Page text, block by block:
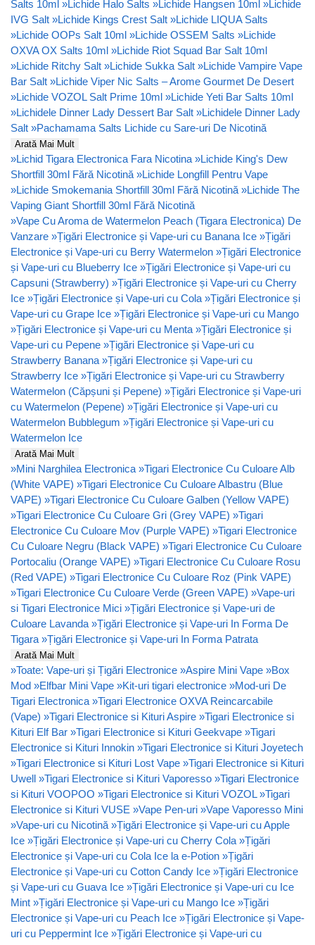
Salts 10ml »Lichide Halo Salts »Lichide Hangsen 10ml »Lichide
IVG Salt »Lichide Kings Crest Salt »Lichide LIQUA Salts
»Lichide OOPs Salt 10ml »Lichide OSSEM Salts »Lichide
OXVA OX Salts 10ml »Lichide Riot Squad Bar Salt 10ml
»Lichide Ritchy Salt »Lichide Sukka Salt »Lichide Vampire Vape
Bar Salt »Lichide Viper Nic Salts – Arome Gourmet De Desert
»Lichide VOZOL Salt Prime 10ml »Lichide Yeti Bar Salts 10ml
»Lichidele Dinner Lady Dessert Bar Salt »Lichidele Dinner Lady
Salt »Pachamama Salts Lichide cu Sare-uri De Nicotină
Arată Mai Mult
»Lichid Tigara Electronica Fara Nicotina »Lichide King's Dew
Shortfill 30ml Fără Nicotină »Lichide Longfill Pentru Vape
»Lichide Smokemania Shortfill 30ml Fără Nicotină »Lichide The
Vaping Giant Shortfill 30ml Fără Nicotină
»Vape Cu Aroma de Watermelon Peach (Tigara Electronica) De
Vanzare »Țigări Electronice și Vape-uri cu Banana Ice »Țigări
Electronice și Vape-uri cu Berry Watermelon »Țigări Electronice
și Vape-uri cu Blueberry Ice »Țigări Electronice și Vape-uri cu
Capsuni (Strawberry) »Țigări Electronice și Vape-uri cu Cherry
Ice »Țigări Electronice și Vape-uri cu Cola »Țigări Electronice și
Vape-uri cu Grape Ice »Țigări Electronice și Vape-uri cu Mango
»Țigări Electronice și Vape-uri cu Menta »Țigări Electronice și
Vape-uri cu Pepene »Țigări Electronice și Vape-uri cu
Strawberry Banana »Țigări Electronice și Vape-uri cu
Strawberry Ice »Țigări Electronice și Vape-uri cu Strawberry
Watermelon (Căpșuni și Pepene) »Țigări Electronice și Vape-uri
cu Watermelon (Pepene) »Țigări Electronice și Vape-uri cu
Watermelon Bubblegum »Țigări Electronice și Vape-uri cu
Watermelon Ice
Arată Mai Mult
»Mini Narghilea Electronica »Tigari Electronice Cu Culoare Alb
(White VAPE) »Tigari Electronice Cu Culoare Albastru (Blue
VAPE) »Tigari Electronice Cu Culoare Galben (Yellow VAPE)
»Tigari Electronice Cu Culoare Gri (Grey VAPE) »Tigari
Electronice Cu Culoare Mov (Purple VAPE) »Tigari Electronice
Cu Culoare Negru (Black VAPE) »Tigari Electronice Cu Culoare
Portocaliu (Orange VAPE) »Tigari Electronice Cu Culoare Rosu
(Red VAPE) »Tigari Electronice Cu Culoare Roz (Pink VAPE)
»Tigari Electronice Cu Culoare Verde (Green VAPE) »Vape-uri
si Tigari Electronice Mici »Țigări Electronice și Vape-uri de
Culoare Lavanda »Țigări Electronice și Vape-uri In Forma De
Tigara »Țigări Electronice și Vape-uri In Forma Patrata
Arată Mai Mult
»Toate: Vape-uri și Țigări Electronice »Aspire Mini Vape »Box
Mod »Elfbar Mini Vape »Kit-uri tigari electronice »Mod-uri De
Tigari Electronica »Tigari Electronice OXVA Reincarcabile
(Vape) »Tigari Electronice si Kituri Aspire »Tigari Electronice si
Kituri Elf Bar »Tigari Electronice si Kituri Geekvape »Tigari
Electronice si Kituri Innokin »Tigari Electronice si Kituri Joyetech
»Tigari Electronice si Kituri Lost Vape »Tigari Electronice si Kituri
Uwell »Tigari Electronice si Kituri Vaporesso »Tigari Electronice
si Kituri VOOPOO »Tigari Electronice si Kituri VOZOL »Tigari
Electronice si Kituri VUSE »Vape Pen-uri »Vape Vaporesso Mini
»Vape-uri cu Nicotină »Țigări Electronice și Vape-uri cu Apple
Ice »Țigări Electronice și Vape-uri cu Cherry Cola »Țigări
Electronice și Vape-uri cu Cola Ice la e-Potion »Țigări
Electronice și Vape-uri cu Cotton Candy Ice »Țigări Electronice
și Vape-uri cu Guava Ice »Țigări Electronice și Vape-uri cu Ice
Mint »Țigări Electronice și Vape-uri cu Mango Ice »Țigări
Electronice și Vape-uri cu Peach Ice »Țigări Electronice și Vape-
uri cu Peppermint Ice »Țigări Electronice și Vape-uri cu